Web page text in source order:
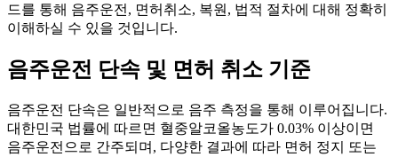
드를 통해 음주운전, 면허취소, 복원, 법적 절차에 대해 정확히
이해하실 수 있을 것입니다.
음주운전 단속 및 면허 취소 기준
음주운전 단속은 일반적으로 음주 측정을 통해 이루어집니다.
대한민국 법률에 따르면 혈중알코올농도가 0.03% 이상이면
음주운전으로 간주되며, 다양한 결과에 따라 면허 정지 또는